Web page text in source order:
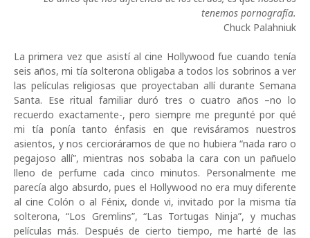
tenemos pornografía.
Chuck Palahniuk
La primera vez que asistí al cine Hollywood fue cuando tenía
seis años, mi tía solterona obligaba a todos los sobrinos a ver
las películas religiosas que proyectaban allí durante Semana
Santa. Ese ritual familiar duró tres o cuatro años –no lo
recuerdo exactamente-, pero siempre me pregunté por qué
mi tía ponía tanto énfasis en que revisáramos nuestros
asientos, y nos cercioráramos de que no hubiera “nada raro o
pegajoso allí”, mientras nos sobaba la cara con un pañuelo
lleno de perfume cada cinco minutos. Personalmente me
parecía algo absurdo, pues el Hollywood no era muy diferente
al cine Colón o al Fénix, donde vi, invitado por la misma tía
solterona, “Los Gremlins”, “Las Tortugas Ninja”, y muchas
películas más. Después de cierto tiempo, me harté de las